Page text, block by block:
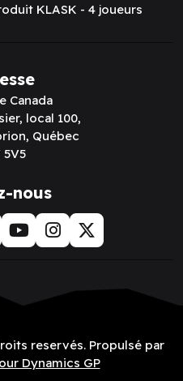
KLASK - 4 joueurs
Canada
local 100,
Québec
5V5
nous
reservés. Propulsé par
Dynamics GP